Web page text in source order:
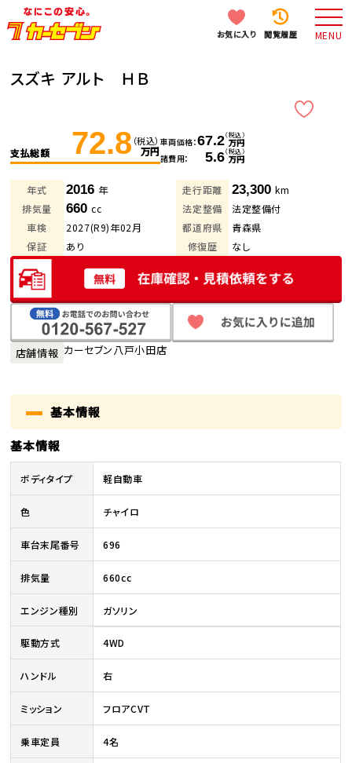
お気に入り 閲覧履歴 MENU
スズキ アルト ＨＢ
支払総額 72.8 （税込）
万円
車両価格 67.2（税込）
万円
諸費用
5.6（税込）
万円
年式 2016 年 走行距離 23,300 km
排気量
660cc 法定整備
法定整備付
車検
2027(R9)年02月 都道府県
青森県
保証
あり 修復歴 なし
店舗情報 カーセブン八戸小田店
基本情報
基本情報
ボディタイプ 軽自動車
色 チャイロ
車台末尾番号 696
排気量 660cc
エンジン種別 ガソリン
駆動方式 4WD
ハンドル 右
ミッション フロアCVT
乗車定員 4名